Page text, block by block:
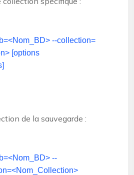
--collection=
[options
de la sauvegarde :
--